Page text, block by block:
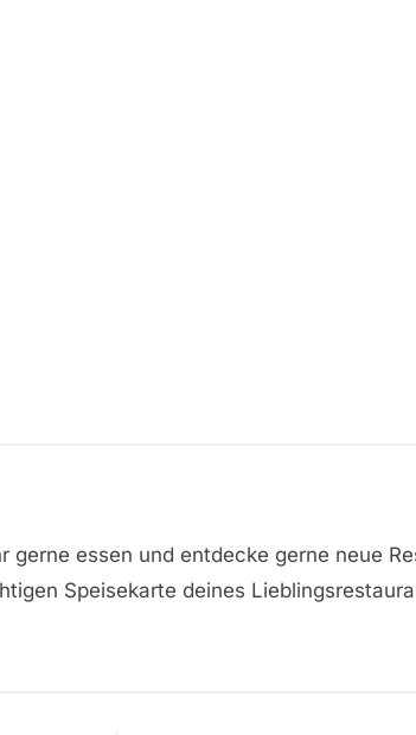
gerne essen und entdecke gerne neue
Speisekarte deines